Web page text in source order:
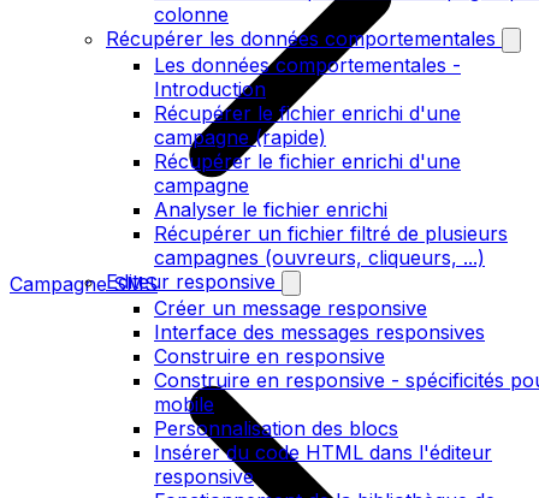
colonne
Récupérer les données comportementales
Les données comportementales -
Introduction
Récupérer le fichier enrichi d'une
campagne (rapide)
Récupérer le fichier enrichi d'une
campagne
Analyser le fichier enrichi
Récupérer un fichier filtré de plusieurs
campagnes (ouvreurs, cliqueurs, ...)
Editeur responsive
Créer un message responsive
Interface des messages responsives
Construire en responsive
Construire en responsive - spécificités
mobile
Personnalisation des blocs
Insérer du code HTML dans l'éditeur
responsive
Campagne SMS